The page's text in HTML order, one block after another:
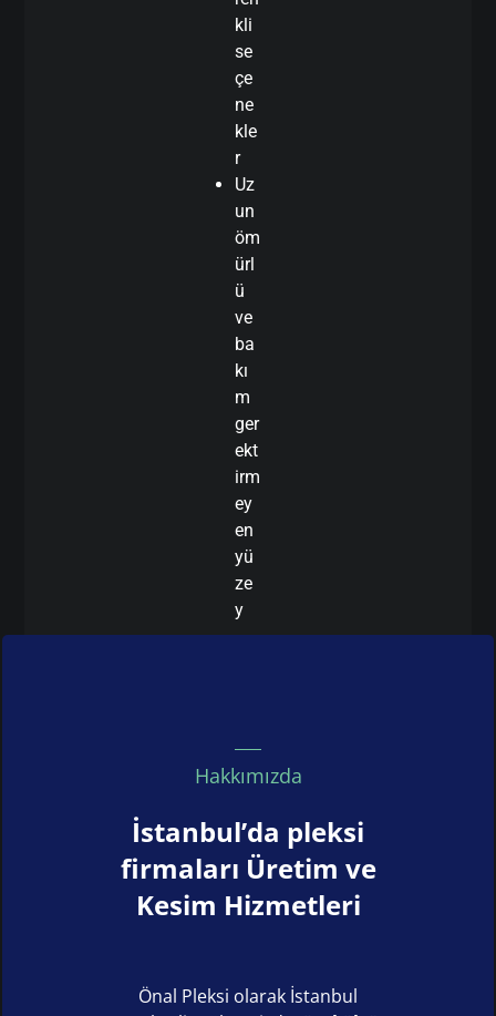
kli
se
çe
ne
kle
r
Uz
un
öm
ürl
ü
ve
ba
kı
m
ger
ekt
irm
ey
en
yü
ze
y
Hakkımızda
İstanbul’da pleksi
firmaları Üretim ve
Kesim Hizmetleri
Önal Pleksi olarak İstanbul